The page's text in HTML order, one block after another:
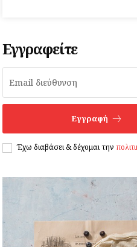
Εγγραφείτε
Εγγραφή
Έχω διαβάσει & δέχομαι την